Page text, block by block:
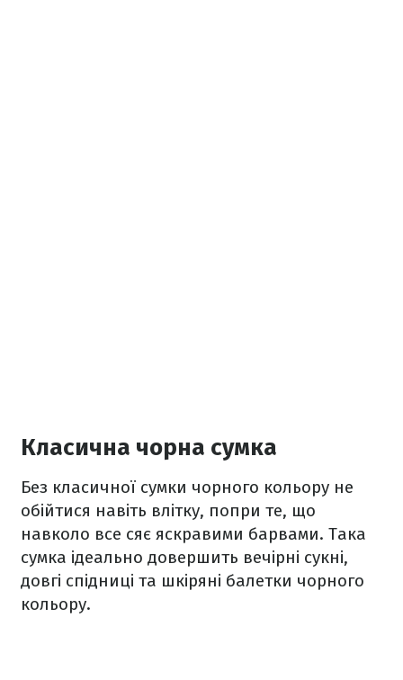
Класична чорна сумка
Без класичної сумки чорного кольору не
обійтися навіть влітку, попри те, що
навколо все сяє яскравими барвами. Така
сумка ідеально довершить вечірні сукні,
довгі спідниці та шкіряні балетки чорного
кольору.